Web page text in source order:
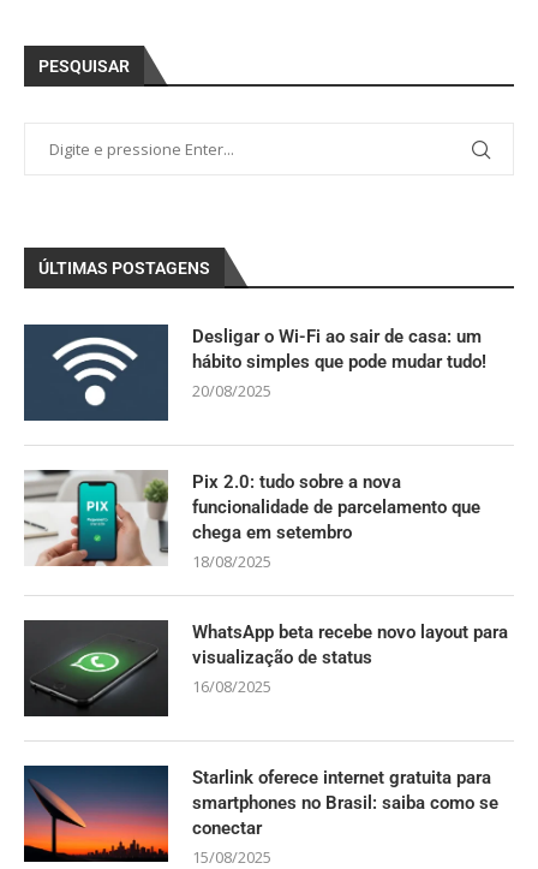
PESQUISAR
ÚLTIMAS POSTAGENS
Desligar o Wi-Fi ao sair de casa: um
hábito simples que pode mudar tudo!
20/08/2025
Pix 2.0: tudo sobre a nova
funcionalidade de parcelamento que
chega em setembro
18/08/2025
WhatsApp beta recebe novo layout para
visualização de status
16/08/2025
Starlink oferece internet gratuita para
smartphones no Brasil: saiba como se
conectar
15/08/2025